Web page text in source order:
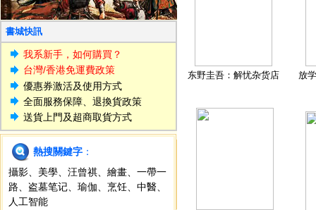
書城快訊
我系新手，如何購買？
台灣/香港免運費政策
優惠券激活及使用方式
全面服務保障、退換貨政策
送貨上門及超商取貨方式
熱搜關鍵字 ：
攝影
美學 汪曾祺 繪畫
一帶一
路
盗墓笔记 瑜伽 烹饪 中醫
人工智能
东野圭吾：解忧杂货店 放